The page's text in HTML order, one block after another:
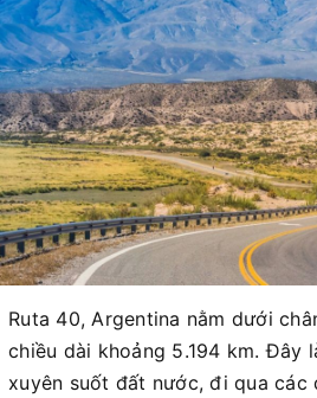
Ruta 40, Argentina nằm dưới
chiều dài khoảng 5.194 km. Đây
xuyên suốt đất nước, đi qua các